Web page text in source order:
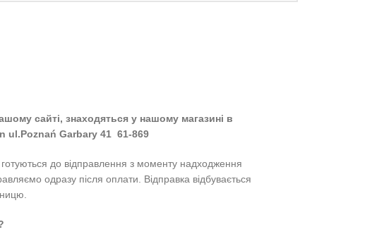
сайті, знаходяться у нашому магазині в
ul.Poznań Garbary 41 61-869
до відправлення з моменту надходження
одразу після оплати. Відправка відбувається